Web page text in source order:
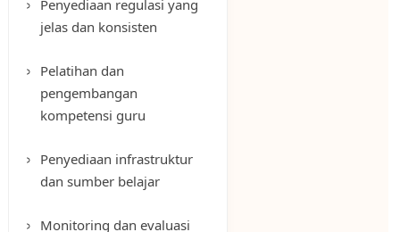
Penyediaan regulasi yang
jelas dan konsisten
Pelatihan dan
pengembangan
kompetensi guru
Penyediaan infrastruktur
dan sumber belajar
Monitoring dan evaluasi